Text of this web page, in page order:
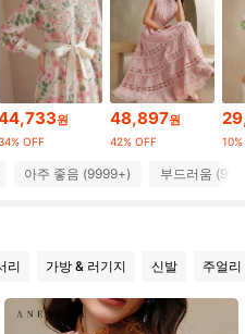
원
OFF
48,897원
42% OFF
아주 좋음 (9999+) 부드러움
리 가방 & 러기지 신발 주얼